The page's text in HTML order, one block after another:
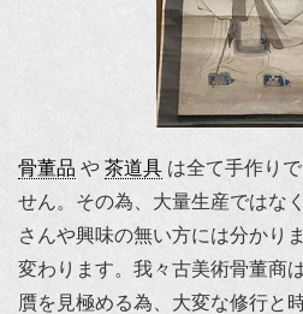
骨董品 や 茶道具 は全て手作り
せん。その為、大量生産ではな
さんや興味の無い方には分かり
変わります。我々古美術骨董商
贋を見極める為、大変な修行と